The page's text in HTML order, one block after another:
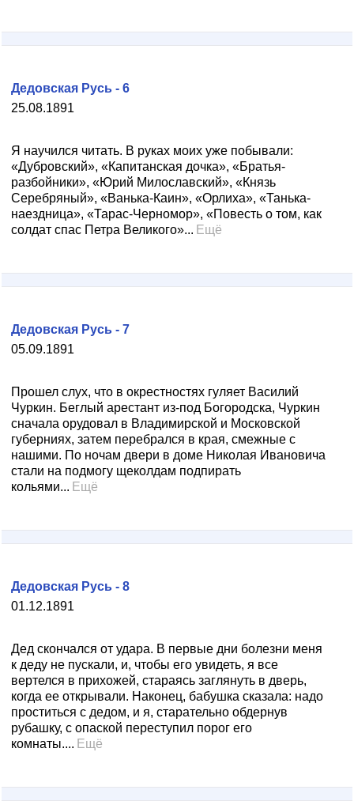
25.08.1891
Дедовская Русь - 6
Я научился читать. В руках моих уже побывали:
«Дубровский», «Капитанская дочка», «Братья-
разбойники», «Юрий Милославский», «Князь
Серебряный», «Ванька-Каин», «Орлиха», «Танька-
наездница», «Тарас-Черномор», «Повесть о том, как
солдат спас Петра Великого»... Ещё
05.09.1891
Дедовская Русь - 7
Прошел слух, что в окрестностях гуляет Василий
Чуркин. Беглый арестант из-под Богородска, Чуркин
сначала орудовал в Владимирской и Московской
губерниях, затем перебрался в края, смежные с
нашими. По ночам двери в доме Николая Ивановича
стали на подмогу щеколдам подпирать
кольями... Ещё
01.12.1891
Дедовская Русь - 8
Дед скончался от удара. В первые дни болезни меня
к деду не пускали, и, чтобы его увидеть, я все
вертелся в прихожей, стараясь заглянуть в дверь,
когда ее открывали. Наконец, бабушка сказала: надо
проститься с дедом, и я, старательно обдернув
рубашку, с опаской переступил порог его
комнаты.... Ещё